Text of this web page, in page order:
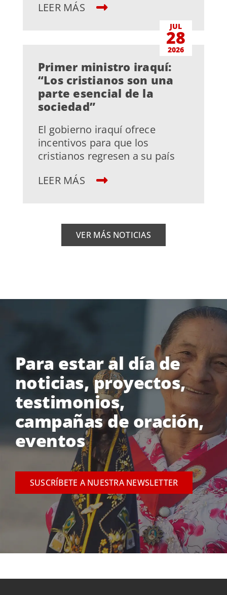
LEER MÁS
JUL
28
2026
Primer ministro iraquí:
“Los cristianos son una
parte esencial de la
sociedad”
El gobierno iraquí ofrece
incentivos para que los
cristianos regresen a su país
LEER MÁS
VER MÁS NOTICIAS
Para estar al día de
noticias, proyectos,
testimonios,
campañas de oración,
eventos
SUSCRÍBETE A NUESTRA NEWSLETTER